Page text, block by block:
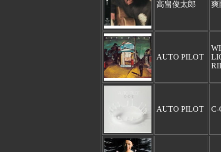
高畠俊太郎 爽
AUTO PILOT
AUTO PILOT C-